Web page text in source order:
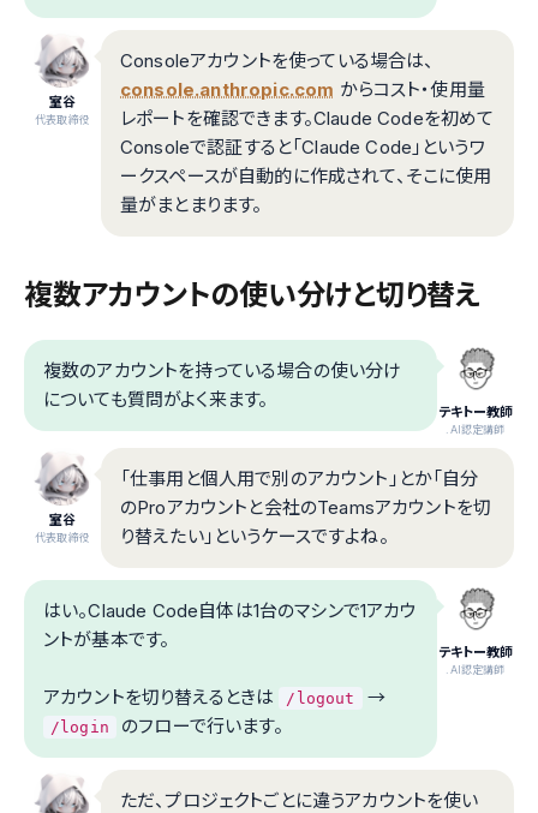
室谷
代表取締役
Consoleアカウントを使っている場合は、
console.anthropic.com からコスト・使用量
レポートを確認できます。Claude Codeを初めて
Consoleで認証すると「Claude Code」というワ
ークスペースが自動的に作成されて、そこに使用
量がまとまります。
複数アカウントの使い分けと切り替え
テキトー教師
.AI認定講師
複数のアカウントを持っている場合の使い分け
についても質問がよく来ます。
室谷
代表取締役
「仕事用と個人用で別のアカウント」とか「自分
のProアカウントと会社のTeamsアカウントを切
り替えたい」というケースですよね。
テキトー教師
.AI認定講師
はい。Claude Code自体は1台のマシンで1アカウ
ントが基本です。
アカウントを切り替えるときは /logout →
/login のフローで行います。
ただ、プロジェクトごとに違うアカウントを使い